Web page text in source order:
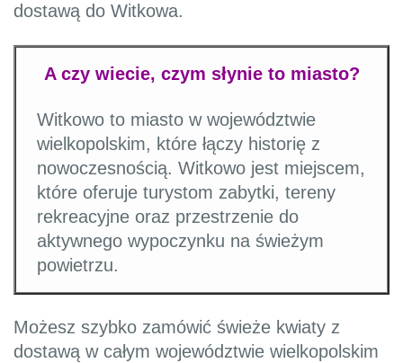
dostawą do Witkowa.
A czy wiecie, czym słynie to miasto?
Witkowo to miasto w województwie
wielkopolskim, które łączy historię z
nowoczesnością. Witkowo jest miejscem,
które oferuje turystom zabytki, tereny
rekreacyjne oraz przestrzenie do
aktywnego wypoczynku na świeżym
powietrzu.
Możesz szybko zamówić świeże kwiaty z
dostawą w całym województwie wielkopolskim